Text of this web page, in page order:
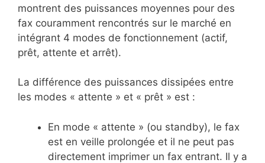
montrent des puissances moyennes pour des
fax couramment rencontrés sur le marché en
intégrant 4 modes de fonctionnement (actif,
prêt, attente et arrêt).
La différence des puissances dissipées entre
les modes « attente » et « prêt » est :
En mode « attente » (ou standby), le fax
est en veille prolongée et il ne peut pas
directement imprimer un fax entrant. Il y a